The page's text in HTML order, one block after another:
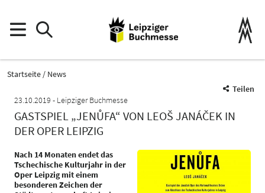
Startseite
News
Teilen
23.10.2019
Leipziger Buchmesse
GASTSPIEL „JENŮFA“ VON LEOŠ JANÁČEK IN
DER OPER LEIPZIG
Nach 14 Monaten endet das
Tschechische Kulturjahr in der
Oper Leipzig mit einem
besonderen Zeichen der